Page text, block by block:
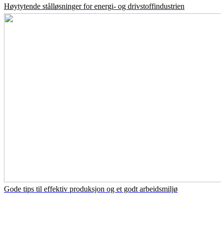
Høytytende stålløsninger for energi- og drivstoffindustrien
Gode tips til effektiv produksjon og et godt arbeidsmiljø